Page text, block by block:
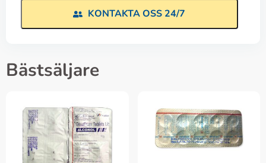
KONTAKTA OSS 24/7
Bästsäljare